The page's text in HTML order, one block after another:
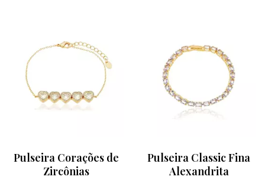
Pulseira Corações de
Zircônias
Pulseira Classic Fina
Alexandrita